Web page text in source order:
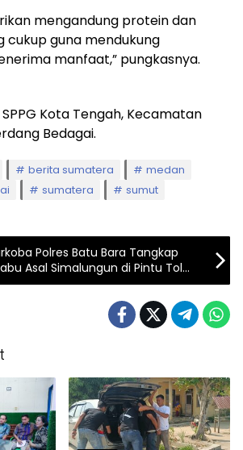
mengandung protein dan
cukup guna mendukung
manfaat,” pungkasnya.
Kota Tengah, Kecamatan
Bedagai.
berita sumatera
medan
sumatera
sumut
Polres Batu Bara Tangkap
Asal Simalungun di Pintu Tol